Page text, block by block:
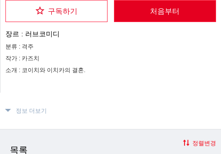
구독하기 처음부터
장르 : 러브코미디
분류 : 격주
작가 : 카즈치
소개 : 코이치와 이치카의 결혼.
정보 더보기
목록
정렬변경